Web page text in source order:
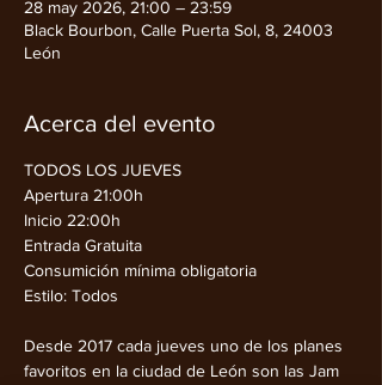
28 may 2026, 21:00 – 23:59
Black Bourbon, Calle Puerta Sol, 8, 24003
León
Acerca del evento
TODOS LOS JUEVES
Apertura 21:00h
Inicio 22:00h
Entrada Gratuita
Consumición mínima obligatoria
Estilo: Todos
Desde 2017 cada jueves uno de los planes
favoritos en la ciudad de León son las Jam